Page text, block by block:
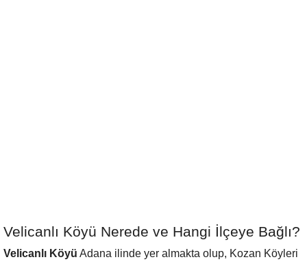
Velicanlı Köyü Nerede ve Hangi İlçeye Bağlı?
Velicanlı Köyü Adana ilinde yer almakta olup, Kozan Köyleri